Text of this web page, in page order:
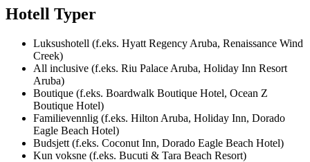
Hotell Typer
Luksushotell (f.eks. Hyatt Regency Aruba, Renaissance Wind
Creek)
All inclusive (f.eks. Riu Palace Aruba, Holiday Inn Resort
Aruba)
Boutique (f.eks. Boardwalk Boutique Hotel, Ocean Z
Boutique Hotel)
Familievennlig (f.eks. Hilton Aruba, Holiday Inn, Dorado
Eagle Beach Hotel)
Budsjett (f.eks. Coconut Inn, Dorado Eagle Beach Hotel)
Kun voksne (f.eks. Bucuti & Tara Beach Resort)